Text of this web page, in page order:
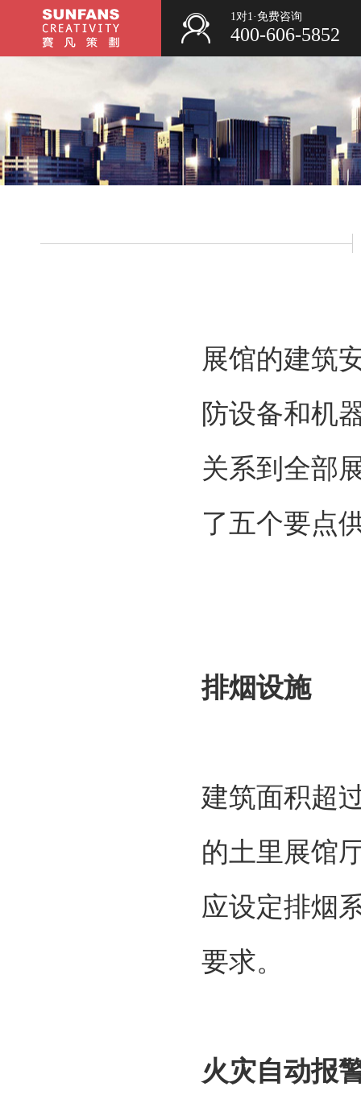
1对1·免费咨询
400-606-5852
展馆的建筑
防设备和机
关系到全部
了五个要点
排烟设施
建筑面积超
的土里展馆
应设定排烟
要求。
火灾自动报